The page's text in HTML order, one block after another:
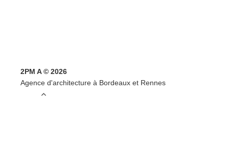
2PM A © 2026
Agence d'architecture à Bordeaux et Rennes
